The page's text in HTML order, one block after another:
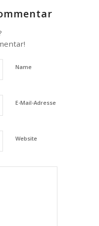
Name
E-Mail-Adresse
Website